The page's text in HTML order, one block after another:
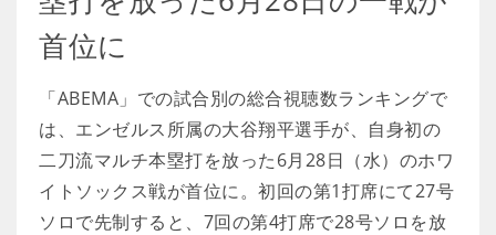
首位に
「ABEMA」での試合別の総合視聴数ランキングで
は、エンゼルス所属の大谷翔平選手が、自身初の
二刀流マルチ本塁打を放った6月28日（水）のホワ
イトソックス戦が首位に。初回の第1打席にて27号
ソロで先制すると、7回の第4打席で28号ソロを放